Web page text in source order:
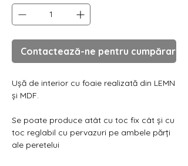
Contactează-ne pentru cumpărare
Ușă de interior cu foaie realizată din LEMN
și MDF.
Se poate produce atât cu toc fix cât și cu
toc reglabil cu pervazuri pe ambele părți
ale peretelui